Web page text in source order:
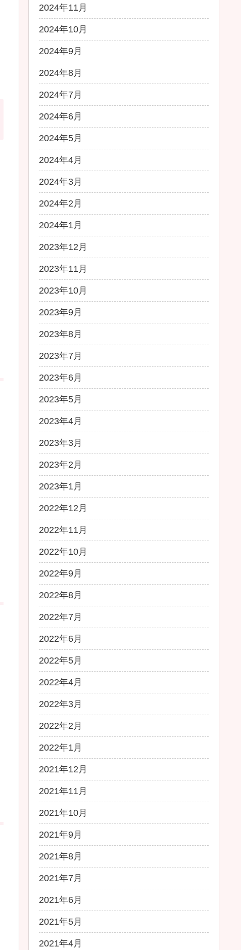
2024年11月
2024年10月
2024年9月
2024年8月
2024年7月
2024年6月
2024年5月
2024年4月
2024年3月
2024年2月
2024年1月
2023年12月
2023年11月
2023年10月
2023年9月
2023年8月
2023年7月
2023年6月
2023年5月
2023年4月
2023年3月
2023年2月
2023年1月
2022年12月
2022年11月
2022年10月
2022年9月
2022年8月
2022年7月
2022年6月
2022年5月
2022年4月
2022年3月
2022年2月
2022年1月
2021年12月
2021年11月
2021年10月
2021年9月
2021年8月
2021年7月
2021年6月
2021年5月
2021年4月